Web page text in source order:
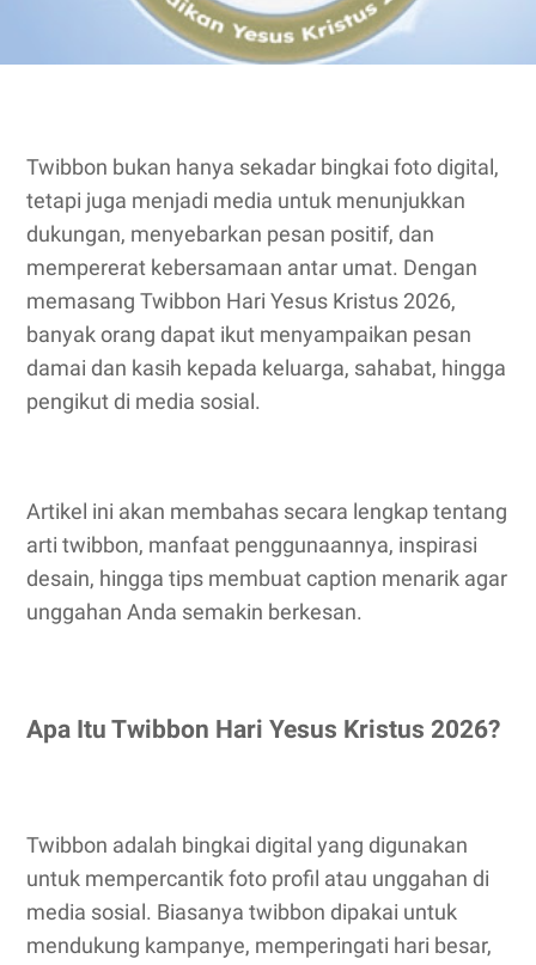
Twibbon bukan hanya sekadar bingkai foto digital,
tetapi juga menjadi media untuk menunjukkan
dukungan, menyebarkan pesan positif, dan
mempererat kebersamaan antar umat. Dengan
memasang Twibbon Hari Yesus Kristus 2026,
banyak orang dapat ikut menyampaikan pesan
damai dan kasih kepada keluarga, sahabat, hingga
pengikut di media sosial.
Artikel ini akan membahas secara lengkap tentang
arti twibbon, manfaat penggunaannya, inspirasi
desain, hingga tips membuat caption menarik agar
unggahan Anda semakin berkesan.
Apa Itu Twibbon Hari Yesus Kristus 2026?
Twibbon adalah bingkai digital yang digunakan
untuk mempercantik foto profil atau unggahan di
media sosial. Biasanya twibbon dipakai untuk
mendukung kampanye, memperingati hari besar,